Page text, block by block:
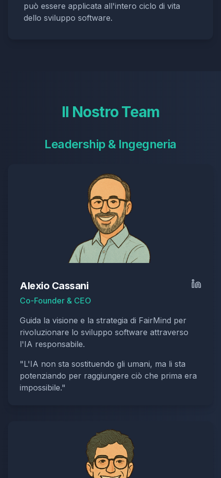
può essere applicata all'intero ciclo di vita
dello sviluppo software.
Il Nostro Team
Leadership & Ingegneria
Alexio Cassani
Co-Founder & CEO
Guida la visione e la strategia di FairMind per
rivoluzionare lo sviluppo software attraverso
l'IA responsabile.
"L'IA non sta sostituendo gli umani, ma li sta
potenziando per raggiungere ciò che prima era
impossibile."